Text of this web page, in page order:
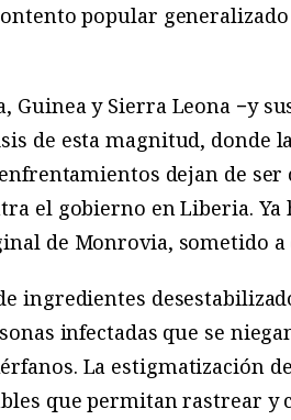
popular
Guinea y Sierra Leona −y
de esta magnitud, donde
dejan de ser
el gobierno en Liberia.
de Monrovia, sometido a
ingredientes
infectadas que se
La estigmatización
que permitan rastrear